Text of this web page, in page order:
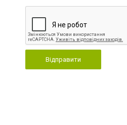
Відправити